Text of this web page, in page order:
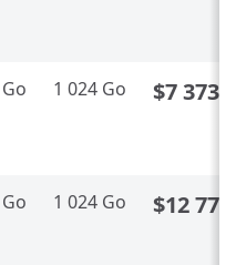
1 024 Go $7
1 024 Go $12